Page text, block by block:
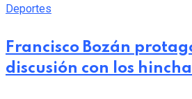
Deportes
Francisco Bozán
discusión con los